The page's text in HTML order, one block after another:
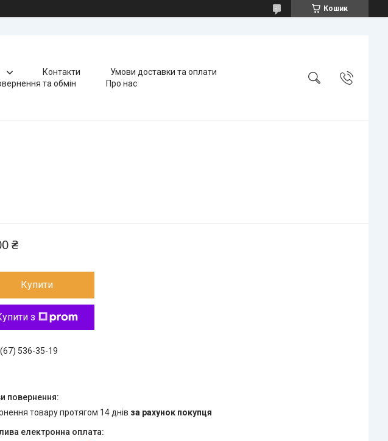
Кошик
Контакти
Умови доставки та оплати
та обмін
Про нас
₴
Купити
з
536-35-19
товару протягом 14 днів за рахунок покупця